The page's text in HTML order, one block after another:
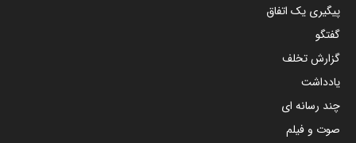
پیگیری یک اتفاق
گفتگو
گزارش تخلف
یادداشت
چند رسانه ای
صوت و فیلم